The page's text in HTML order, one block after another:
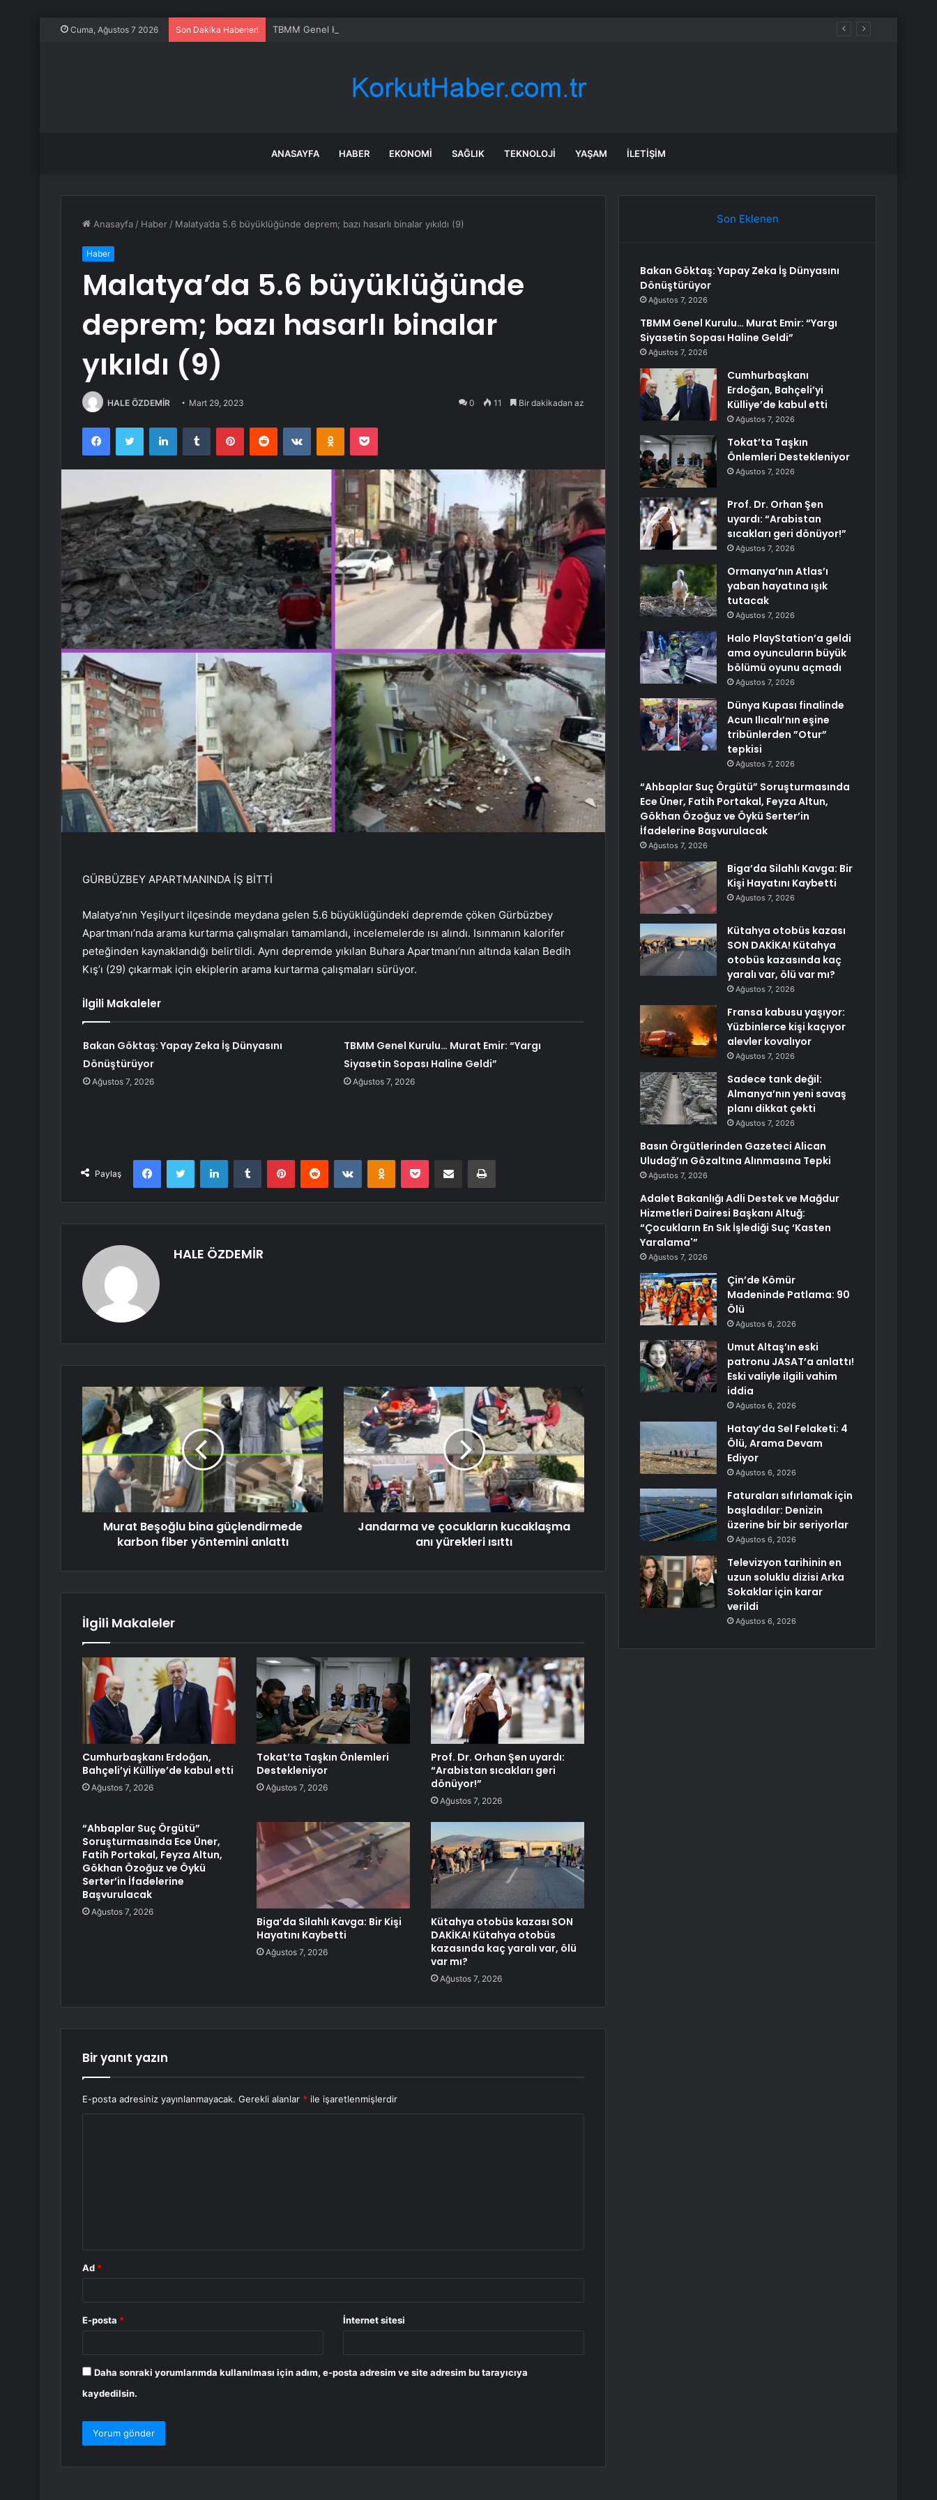
Cuma, Ağustos 7 2026 Son Dakika Haberleri TBMM Genel Kurulu… Murat Emir: “Yargı Siyasetin Sopası Haline Geldi”
ANASAYFA HABER EKONOMI SAĞLIK TEKNOLOJI YAŞAM İLETIŞIM
Anasayfa / Haber / Malatya’da 5.6 büyüklüğünde deprem; bazı hasarlı binalar yıkıldı (9)
Haber
Malatya’da 5.6 büyüklüğünde
deprem; bazı hasarlı binalar
yıkıldı (9)
HALE ÖZDEMİR Mart 29, 2023 0 11 Bir dakikadan az
FacebookTwitter LinkedInTumblr PinterestReddit VKontakteOdnoklassniki
Pocket
GÜRBÜZBEY APARTMANINDA İŞ BİTTİ
Malatya’nın Yeşilyurt ilçesinde meydana gelen 5.6 büyüklüğündeki depremde çöken Gürbüzbey
Apartmanı’nda arama kurtarma çalışmaları tamamlandı, incelemelerde ısı alındı. Isınmanın kalorifer
peteğinden kaynaklandığı belirtildi. Aynı depremde yıkılan Buhara Apartmanı’nın altında kalan Bedih
Kış’ı (29) çıkarmak için ekiplerin arama kurtarma çalışmaları sürüyor.
İlgili Makaleler
Bakan Göktaş: Yapay Zeka İş Dünyasını
Dönüştürüyor
Ağustos 7, 2026
TBMM Genel Kurulu… Murat Emir: “Yargı
Siyasetin Sopası Haline Geldi”
Ağustos 7, 2026
Paylaş
FacebookTwitter LinkedInTumblr PinterestReddit VKontakteOdnoklassniki
Pocket E-Posta ile paylaş Yazdır
HALE ÖZDEMİR
Murat Beşoğlu bina güçlendirmede
karbon fiber yöntemini anlattı
Jandarma ve çocukların kucaklaşma
anı yürekleri ısıttı
İlgili Makaleler
Cumhurbaşkanı Erdoğan,
Bahçeli’yi Külliye’de kabul etti
Ağustos 7, 2026
Tokat’ta Taşkın Önlemleri
Destekleniyor
Ağustos 7, 2026
Prof. Dr. Orhan Şen uyardı:
“Arabistan sıcakları geri
dönüyor!”
Ağustos 7, 2026
“Ahbaplar Suç Örgütü”
Soruşturmasında Ece Üner,
Fatih Portakal, Feyza Altun,
Gökhan Özoğuz ve Öykü
Serter’in İfadelerine
Başvurulacak
Ağustos 7, 2026
Biga’da Silahlı Kavga: Bir Kişi
Hayatını Kaybetti
Ağustos 7, 2026
Kütahya otobüs kazası SON
DAKİKA! Kütahya otobüs
kazasında kaç yaralı var, ölü
var mı?
Ağustos 7, 2026
Bir yanıt yazın
E-posta adresiniz yayınlanmayacak. Gerekli alanlar * ile işaretlenmişlerdir
Ad *
E-posta * İnternet sitesi
Daha sonraki yorumlarımda kullanılması için adım, e-posta adresim ve site adresim bu tarayıcıya
kaydedilsin.
Son Eklenen
Bakan Göktaş: Yapay Zeka İş Dünyasını
Dönüştürüyor
Ağustos 7, 2026
TBMM Genel Kurulu… Murat Emir: “Yargı
Siyasetin Sopası Haline Geldi”
Ağustos 7, 2026
Cumhurbaşkanı
Erdoğan, Bahçeli’yi
Külliye’de kabul etti
Ağustos 7, 2026
Tokat’ta Taşkın
Önlemleri Destekleniyor
Ağustos 7, 2026
Prof. Dr. Orhan Şen
uyardı: “Arabistan
sıcakları geri dönüyor!”
Ağustos 7, 2026
Ormanya’nın Atlas’ı
yaban hayatına ışık
tutacak
Ağustos 7, 2026
Halo PlayStation’a geldi
ama oyuncuların büyük
bölümü oyunu açmadı
Ağustos 7, 2026
Dünya Kupası finalinde
Acun Ilıcalı’nın eşine
tribünlerden ”Otur”
tepkisi
Ağustos 7, 2026
“Ahbaplar Suç Örgütü” Soruşturmasında
Ece Üner, Fatih Portakal, Feyza Altun,
Gökhan Özoğuz ve Öykü Serter’in
İfadelerine Başvurulacak
Ağustos 7, 2026
Biga’da Silahlı Kavga: Bir
Kişi Hayatını Kaybetti
Ağustos 7, 2026
Kütahya otobüs kazası
SON DAKİKA! Kütahya
otobüs kazasında kaç
yaralı var, ölü var mı?
Ağustos 7, 2026
Fransa kabusu yaşıyor:
Yüzbinlerce kişi kaçıyor
alevler kovalıyor
Ağustos 7, 2026
Sadece tank değil:
Almanya’nın yeni savaş
planı dikkat çekti
Ağustos 7, 2026
Basın Örgütlerinden Gazeteci Alican
Uludağ’ın Gözaltına Alınmasına Tepki
Ağustos 7, 2026
Adalet Bakanlığı Adli Destek ve Mağdur
Hizmetleri Dairesi Başkanı Altuğ:
“Çocukların En Sık İşlediği Suç ‘Kasten
Yaralama'”
Ağustos 7, 2026
Çin’de Kömür
Madeninde Patlama: 90
Ölü
Ağustos 6, 2026
Umut Altaş’ın eski
patronu JASAT’a anlattı!
Eski valiyle ilgili vahim
iddia
Ağustos 6, 2026
Hatay’da Sel Felaketi: 4
Ölü, Arama Devam
Ediyor
Ağustos 6, 2026
Faturaları sıfırlamak için
başladılar: Denizin
üzerine bir bir seriyorlar
Ağustos 6, 2026
Televizyon tarihinin en
uzun soluklu dizisi Arka
Sokaklar için karar
verildi
Ağustos 6, 2026